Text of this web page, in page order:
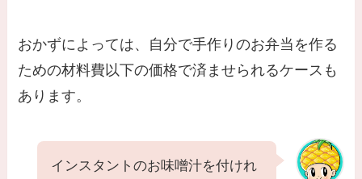
おかずによっては、自分で手作りのお弁当を作る
ための材料費以下の価格で済ませられるケースも
あります。
インスタントのお味噌汁を付けれ